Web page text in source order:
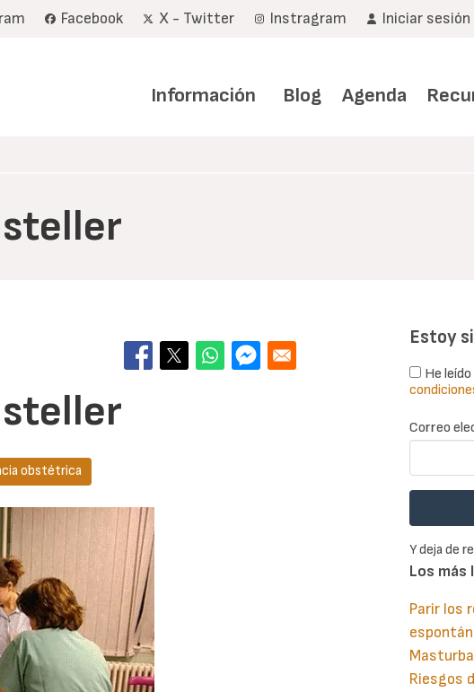
Facebook X - Twitter Instragram Iniciar sesión
Información Blog Agenda
obstétrica
Estoy
He
Correo
Y deja de
Los más
Parir los
Riesgos